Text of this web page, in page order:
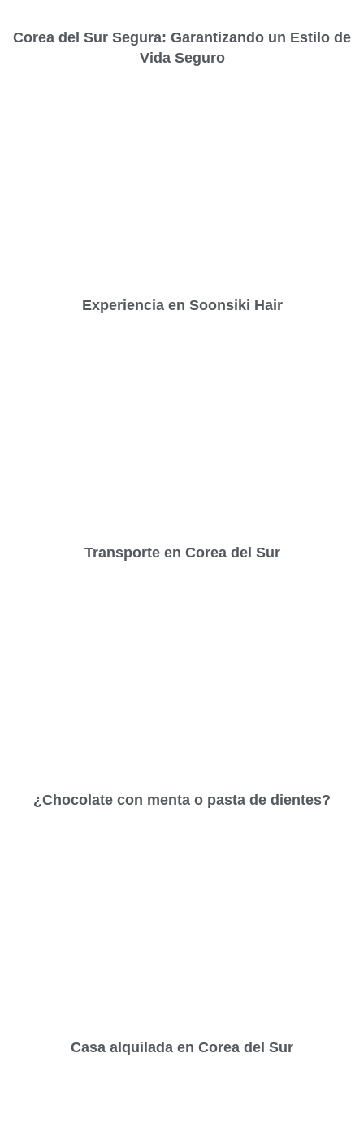
Corea del Sur Segura: Garantizando un Estilo de
Vida Seguro
Experiencia en Soonsiki Hair
Transporte en Corea del Sur
¿Chocolate con menta o pasta de dientes?
Casa alquilada en Corea del Sur